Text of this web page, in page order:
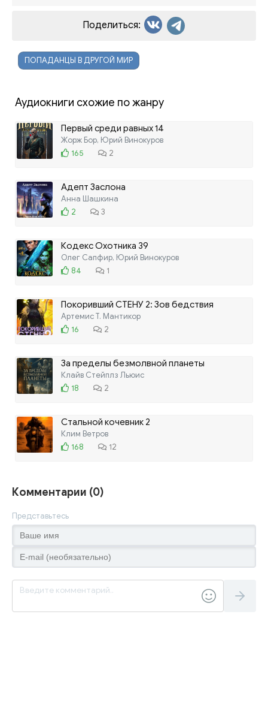
Поделиться:
ПОПАДАНЦЫ В ДРУГОЙ МИР
Аудиокниги схожие по жанру
Первый среди равных 14
Жорж Бор, Юрий Винокуров
165
2
Адепт Заслона
Анна Шашкина
2
3
Кодекс Охотника 39
Олег Сапфир, Юрий Винокуров
84
1
Покоривший СТЕНУ 2: Зов бедствия
Артемис Т. Мантикор
16
2
За пределы безмолвной планеты
Клайв Стейплз Льюис
18
2
Стальной кочевник 2
Клим Ветров
168
12
Комментарии (0)
Представьтесь